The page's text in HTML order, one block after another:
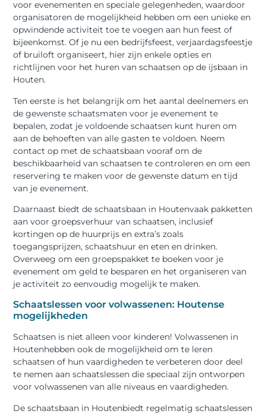
voor evenementen en speciale gelegenheden, waardoor
organisatoren de mogelijkheid hebben om een unieke en
opwindende activiteit toe te voegen aan hun feest of
bijeenkomst. Of je nu een bedrijfsfeest, verjaardagsfeestje
of bruiloft organiseert, hier zijn enkele opties en
richtlijnen voor het huren van schaatsen op de ijsbaan in
Houten.
Ten eerste is het belangrijk om het aantal deelnemers en
de gewenste schaatsmaten voor je evenement te
bepalen, zodat je voldoende schaatsen kunt huren om
aan de behoeften van alle gasten te voldoen. Neem
contact op met de schaatsbaan vooraf om de
beschikbaarheid van schaatsen te controleren en om een
reservering te maken voor de gewenste datum en tijd
van je evenement.
Daarnaast biedt de schaatsbaan in Houtenvaak pakketten
aan voor groepsverhuur van schaatsen, inclusief
kortingen op de huurprijs en extra’s zoals
toegangsprijzen, schaatshuur en eten en drinken.
Overweeg om een groepspakket te boeken voor je
evenement om geld te besparen en het organiseren van
je activiteit zo eenvoudig mogelijk te maken.
Schaatslessen voor volwassenen: Houtense
mogelijkheden
Schaatsen is niet alleen voor kinderen! Volwassenen in
Houtenhebben ook de mogelijkheid om te leren
schaatsen of hun vaardigheden te verbeteren door deel
te nemen aan schaatslessen die speciaal zijn ontworpen
voor volwassenen van alle niveaus en vaardigheden.
De schaatsbaan in Houtenbiedt regelmatig schaatslessen